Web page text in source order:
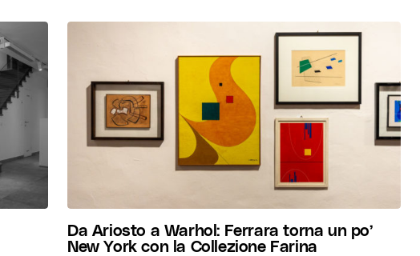
Da Ariosto a Warhol: Ferrara torna un po’
New York con la Collezione Farina